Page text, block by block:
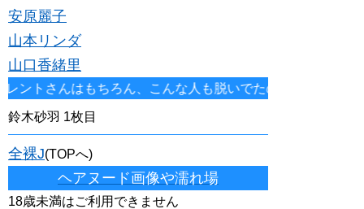
安原麗子
山本リンダ
山口香緒里
ちろん、こんな人も脱いでたの？と驚くような、今で
鈴木砂羽 1枚目
全裸J(TOPへ)
ヘアヌード画像や濡れ場
18歳未満はご利用できません